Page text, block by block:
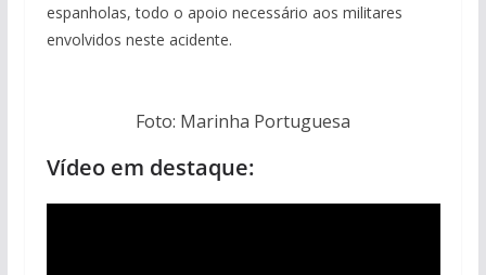
espanholas, todo o apoio necessário aos militares
envolvidos neste acidente.
Foto: Marinha Portuguesa
Vídeo em destaque: